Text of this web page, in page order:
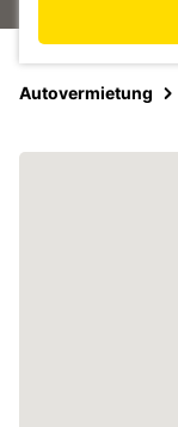
Autovermietung